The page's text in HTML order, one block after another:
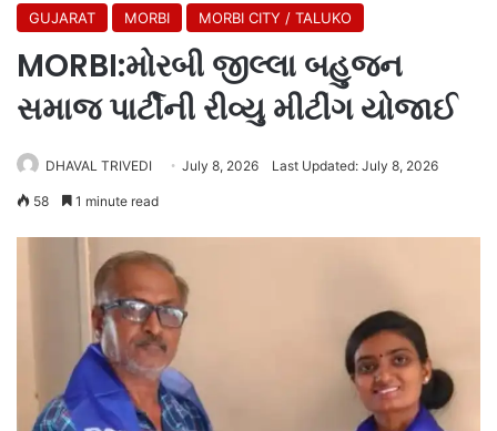
GUJARAT MORBI MORBI CITY / TALUKO
MORBI:મોરબી જીલ્લા બહુજન
સમાજ પાર્ટીની રીવ્યુ મીટીંગ યોજાઈ
DHAVAL TRIVEDI July 8, 2026 Last Updated: July 8, 2026
58 1 minute read